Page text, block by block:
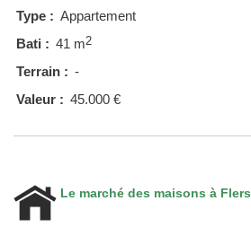
Type : Appartement
Bati : 41 m2
Terrain : -
Valeur : 45.000 €
Le marché des maisons à Flers